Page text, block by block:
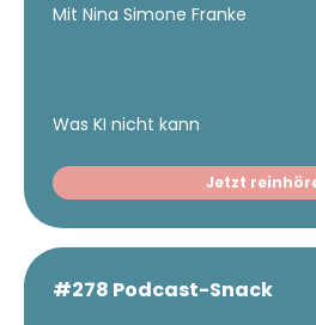
Mit Nina Simone Franke
Was KI nicht kann
Jetzt
#278 Podcast-Snack